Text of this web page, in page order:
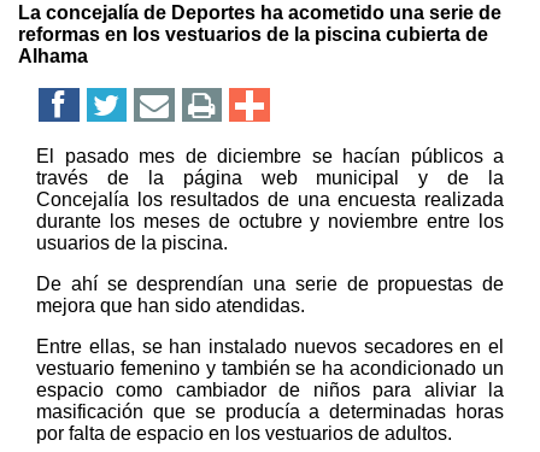
La concejalía de Deportes ha acometido una serie de
reformas en los vestuarios de la piscina cubierta de
Alhama
El pasado mes de diciembre se hacían públicos a
través de la página web municipal y de la
Concejalía los resultados de una encuesta realizada
durante los meses de octubre y noviembre entre los
usuarios de la piscina.
De ahí se desprendían una serie de propuestas de
mejora que han sido atendidas.
Entre ellas, se han instalado nuevos secadores en el
vestuario femenino y también se ha acondicionado un
espacio como cambiador de niños para aliviar la
masificación que se producía a determinadas horas
por falta de espacio en los vestuarios de adultos.